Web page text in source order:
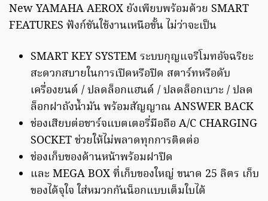
New YAMAHA AEROX ยังเพียบพร้อมด้วย SMART
FEATURES ฟังก์ชันใช้งานเหนือขั้น ไม่ว่าจะเป็น
SMART KEY SYSTEM ระบบกุญแจรีโมทอัจฉริยะ
สะดวกสบายในการเปิดหรือปิด สตาร์ทหรือดับ
เครื่องยนต์ / ปลดล็อกแฮนด์ / ปลดล็อกเบาะ / ปลด
ล็อกฝาถังน้ำมัน พร้อมสัญญาณ ANSWER BACK
ช่องเสียบต่อชาร์จแบตเตอรี่มือถือ A/C CHARGING
SOCKET ช่วยให้ไม่พลาดทุกการติดต่อ
ช่องเก็บของด้านหน้าพร้อมฝาปิด
และ MEGA BOX ที่เก็บของใหญ่ ขนาด 25 ลิตร เก็บ
ของได้จุใจ ใส่หมวกกันน็อกแบบเต็มใบได้